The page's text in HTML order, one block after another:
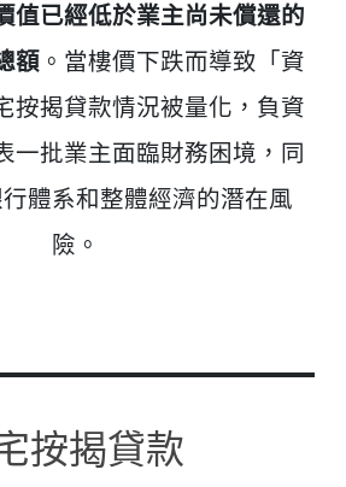
值已經低於業主尚未償還的
額 。當樓價下跌而導致「資
按揭貸款情況被量化，負資
一批業主面臨財務困境，同
體系和整體經濟的潛在風
險。
按揭貸款